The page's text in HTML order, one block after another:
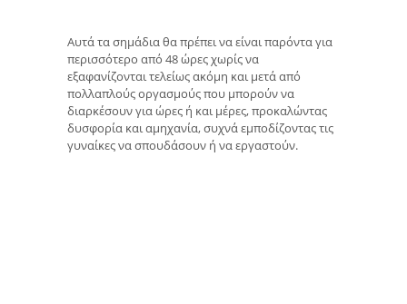
Αυτά τα σημάδια θα πρέπει να είναι παρόντα για
περισσότερο από 48 ώρες χωρίς να
εξαφανίζονται τελείως ακόμη και μετά από
πολλαπλούς οργασμούς που μπορούν να
διαρκέσουν για ώρες ή και μέρες, προκαλώντας
δυσφορία και αμηχανία, συχνά εμποδίζοντας τις
γυναίκες να σπουδάσουν ή να εργαστούν.